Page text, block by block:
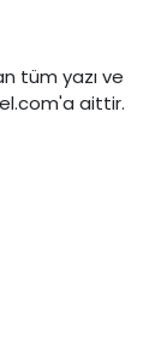
tüm yazı ve
aittir.